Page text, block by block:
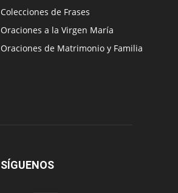
Colecciones de Frases
Oraciones a la Virgen María
Oraciones de Matrimonio y Familia
SÍGUENOS